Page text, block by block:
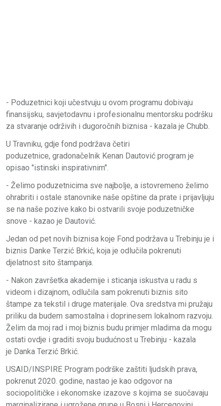
- Poduzetnici koji učestvuju u ovom programu dobivaju
finansijsku, savjetodavnu i profesionalnu mentorsku podršku
za stvaranje održivih i dugoročnih biznisa - kazala je Chubb.
U Travniku, gdje fond podržava četiri
poduzetnice, gradonačelnik Kenan Dautović program je
opisao "istinski inspirativnim".
- Želimo poduzetnicima sve najbolje, a istovremeno želimo
ohrabriti i ostale stanovnike naše opštine da prate i prijavljuju
se na naše pozive kako bi ostvarili svoje poduzetničke
snove - kazao je Dautović.
Jedan od pet novih biznisa koje Fond podržava u Trebinju je i
biznis Danke Terzić Brkić, koja je odlučila pokrenuti
djelatnost sito štampanja.
- Nakon završetka akademije i sticanja iskustva u radu s
videom i dizajnom, odlučila sam pokrenuti biznis sito
štampe za tekstil i druge materijale. Ova sredstva mi pružaju
priliku da budem samostalna i doprinesem lokalnom razvoju.
Želim da moj rad i moj biznis budu primjer mladima da mogu
ostati ovdje i graditi svoju budućnost u Trebinju - kazala
je Danka Terzić Brkić.
USAID/INSPIRE Program podrške zaštiti ljudskih prava,
pokrenut 2020. godine, nastao je kao odgovor na
sociopolitičke i ekonomske izazove s kojima se suočavaju